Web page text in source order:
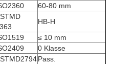
60-80 mm
HB-H
≤ 10 mm
0 Klasse
Pass.